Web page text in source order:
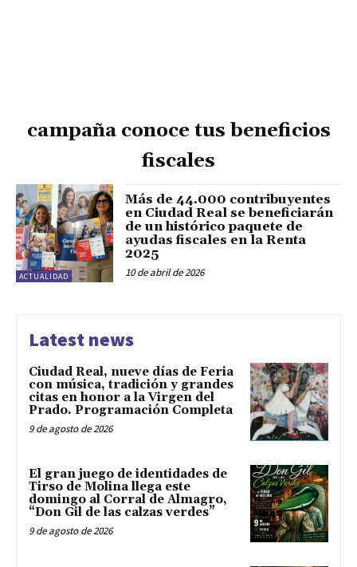
campaña conoce tus beneficios
fiscales
ACTUALIDAD
Más de 44.000 contribuyentes
en Ciudad Real se beneficiarán
de un histórico paquete de
ayudas fiscales en la Renta
2025
10 de abril de 2026
Latest news
Ciudad Real, nueve días de Feria
con música, tradición y grandes
citas en honor a la Virgen del
Prado. Programación Completa
9 de agosto de 2026
El gran juego de identidades de
Tirso de Molina llega este
domingo al Corral de Almagro,
“Don Gil de las calzas verdes”
9 de agosto de 2026